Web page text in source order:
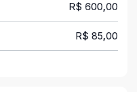
R$ 600,00
R$ 85,00